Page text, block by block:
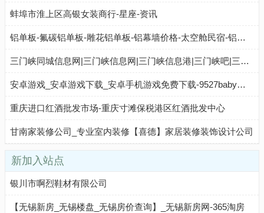
蚌埠市淮上区高银女装商行-星座-资讯
铝单板-氟碳铝单板-雕花铝单板-铝幕墙价格-太空舱民宿-铝乐[厂家首选]
三门峡同城信息网|三门峡信息网|三门峡信息港|三门峡吧|三门峡分类信息网|三门峡生活网 专业门户
安卓游戏_安卓游戏下载_安卓手机游戏免费下载-9527baby手机游戏网
重庆进口红酒批发市场-重庆寸滩保税港区红酒批发中心
甘南家装修公司_专业室内装修【喜德】家居装修装饰设计公司
新加入站点
银川市啊烈鞋材有限公司
【无锡新房_无锡楼盘_无锡房价查询】_无锡新房网-365淘房